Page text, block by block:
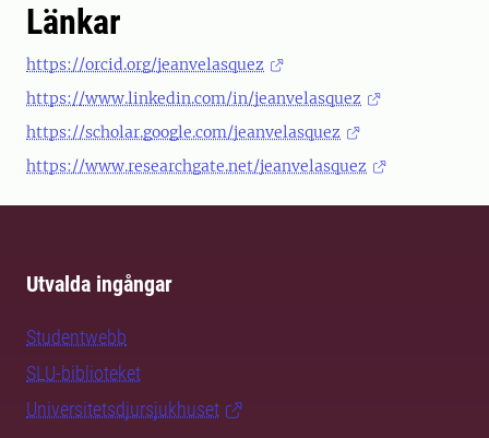
Länkar
https://orcid.org/jeanvelasquez
https://www.linkedin.com/in/jeanvelasquez
https://scholar.google.com/jeanvelasquez
https://www.researchgate.net/jeanvelasquez
Utvalda ingångar
Studentwebb
SLU-biblioteket
Universitetsdjursjukhuset